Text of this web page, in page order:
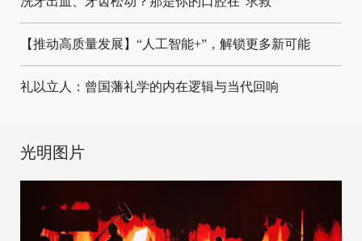
【推动高质量发展】“人工智能+”，解锁更多新可能
礼以立人：曾国藩礼学的内在逻辑与当代回响
光明图片